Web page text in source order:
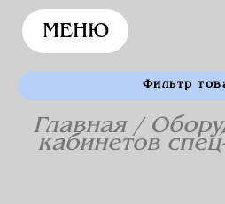
МЕНЮ
Фильтр
Главная/
кабинетов